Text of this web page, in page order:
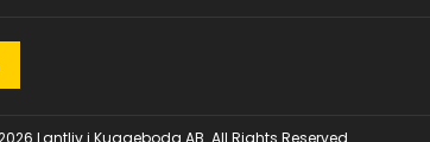
Lantliv i Kuggeboda AB. All Rights Reserved.